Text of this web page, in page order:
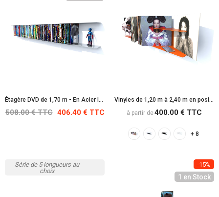
Étagère DVD de 1,70 m - En Acier Inoxydable
508.00 € TTC 406.40 € TTC
Vinyles de 1,20 m à 2,40 m en position Oblique
à partir de400.00 € TTC
+ 8
Série de 5 longueurs au
choix
-15%
1 en Stock